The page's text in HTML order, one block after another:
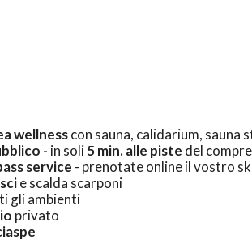
wellnesscon sauna, calidarium, sauna
- in soli5 min. alle piste del
service - prenotate online il vostro
e scalda scarponi
gli ambienti
privato